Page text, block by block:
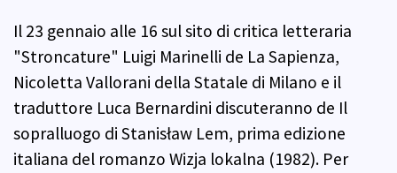
Il 23 gennaio alle 16 sul sito di critica letteraria
"Stroncature" Luigi Marinelli de La Sapienza,
Nicoletta Vallorani della Statale di Milano e il
traduttore Luca Bernardini discuteranno de Il
sopralluogo di Stanisław Lem, prima edizione
italiana del romanzo Wizja lokalna (1982). Per